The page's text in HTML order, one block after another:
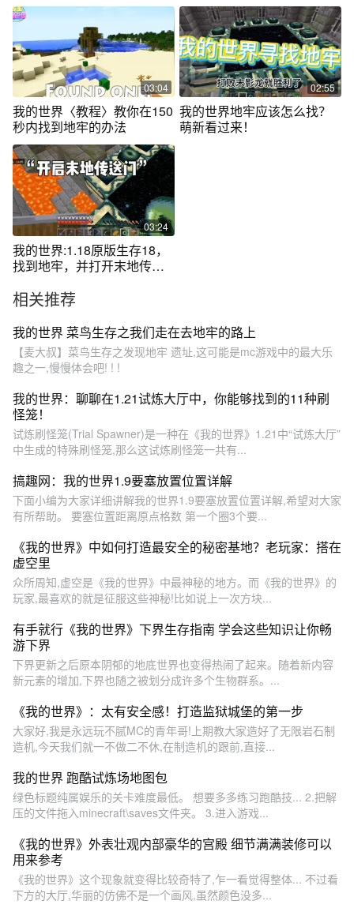
03:04
我的世界〈教程〉教你在150
秒内找到地牢的办法
02:55
我的世界地牢应该怎么找？
萌新看过来！
03:24
我的世界:1.18原版生存18，
找到地牢，并打开末地传送
相关推荐
我的世界 菜鸟生存之我们走在去地牢的路上
【麦大叔】菜鸟生存之发现地牢 遗址,这可能是mc游戏中的最大乐
趣之一,慢慢体会吧! ! !
我的世界：聊聊在1.21试炼大厅中，你能够找到的11种刷
怪笼！
试炼刷怪笼(Trial Spawner)是一种在《我的世界》1.21中“试炼大厅”
中生成的特殊刷怪笼,那么这试炼刷怪笼一共有...
搞趣网：我的世界1.9要塞放置位置详解
下面小编为大家详细讲解我的世界1.9要塞放置位置详解,希望对大家
有所帮助。 要塞位置距离原点格数 第一个圈3个要...
《我的世界》中如何打造最安全的秘密基地？老玩家：搭在
虚空里
众所周知,虚空是《我的世界》中最神秘的地方。而《我的世界》的
玩家,最喜欢的就是征服这些神秘!比如说上一次方块...
有手就行《我的世界》下界生存指南 学会这些知识让你畅
游下界
下界更新之后原本阴郁的地底世界也变得热闹了起来。随着新内容
新元素的增加,下界也随之被划分成许多个生物群系。...
《我的世界》：太有安全感！打造监狱城堡的第一步
大家好,我是永远玩不腻MC的青年哥!上期教大家造好了无限岩石制
造机,今天我们就一不做二不休,在制造机的跟前,直接...
我的世界 跑酷试炼场地图包
绿色标题纯属娱乐的关卡难度最低。 想要多多练习跑酷技... 2.把解
压的文件拖入minecraft\saves文件夹。 3.进入游戏...
《我的世界》外表壮观内部豪华的宫殿 细节满满装修可以
用来参考
《我的世界》这个现象就变得比较奇特了,乍一看觉得整体... 不过看
下方的大厅,华丽的仿佛不是一个画风,虽然颜色没多...